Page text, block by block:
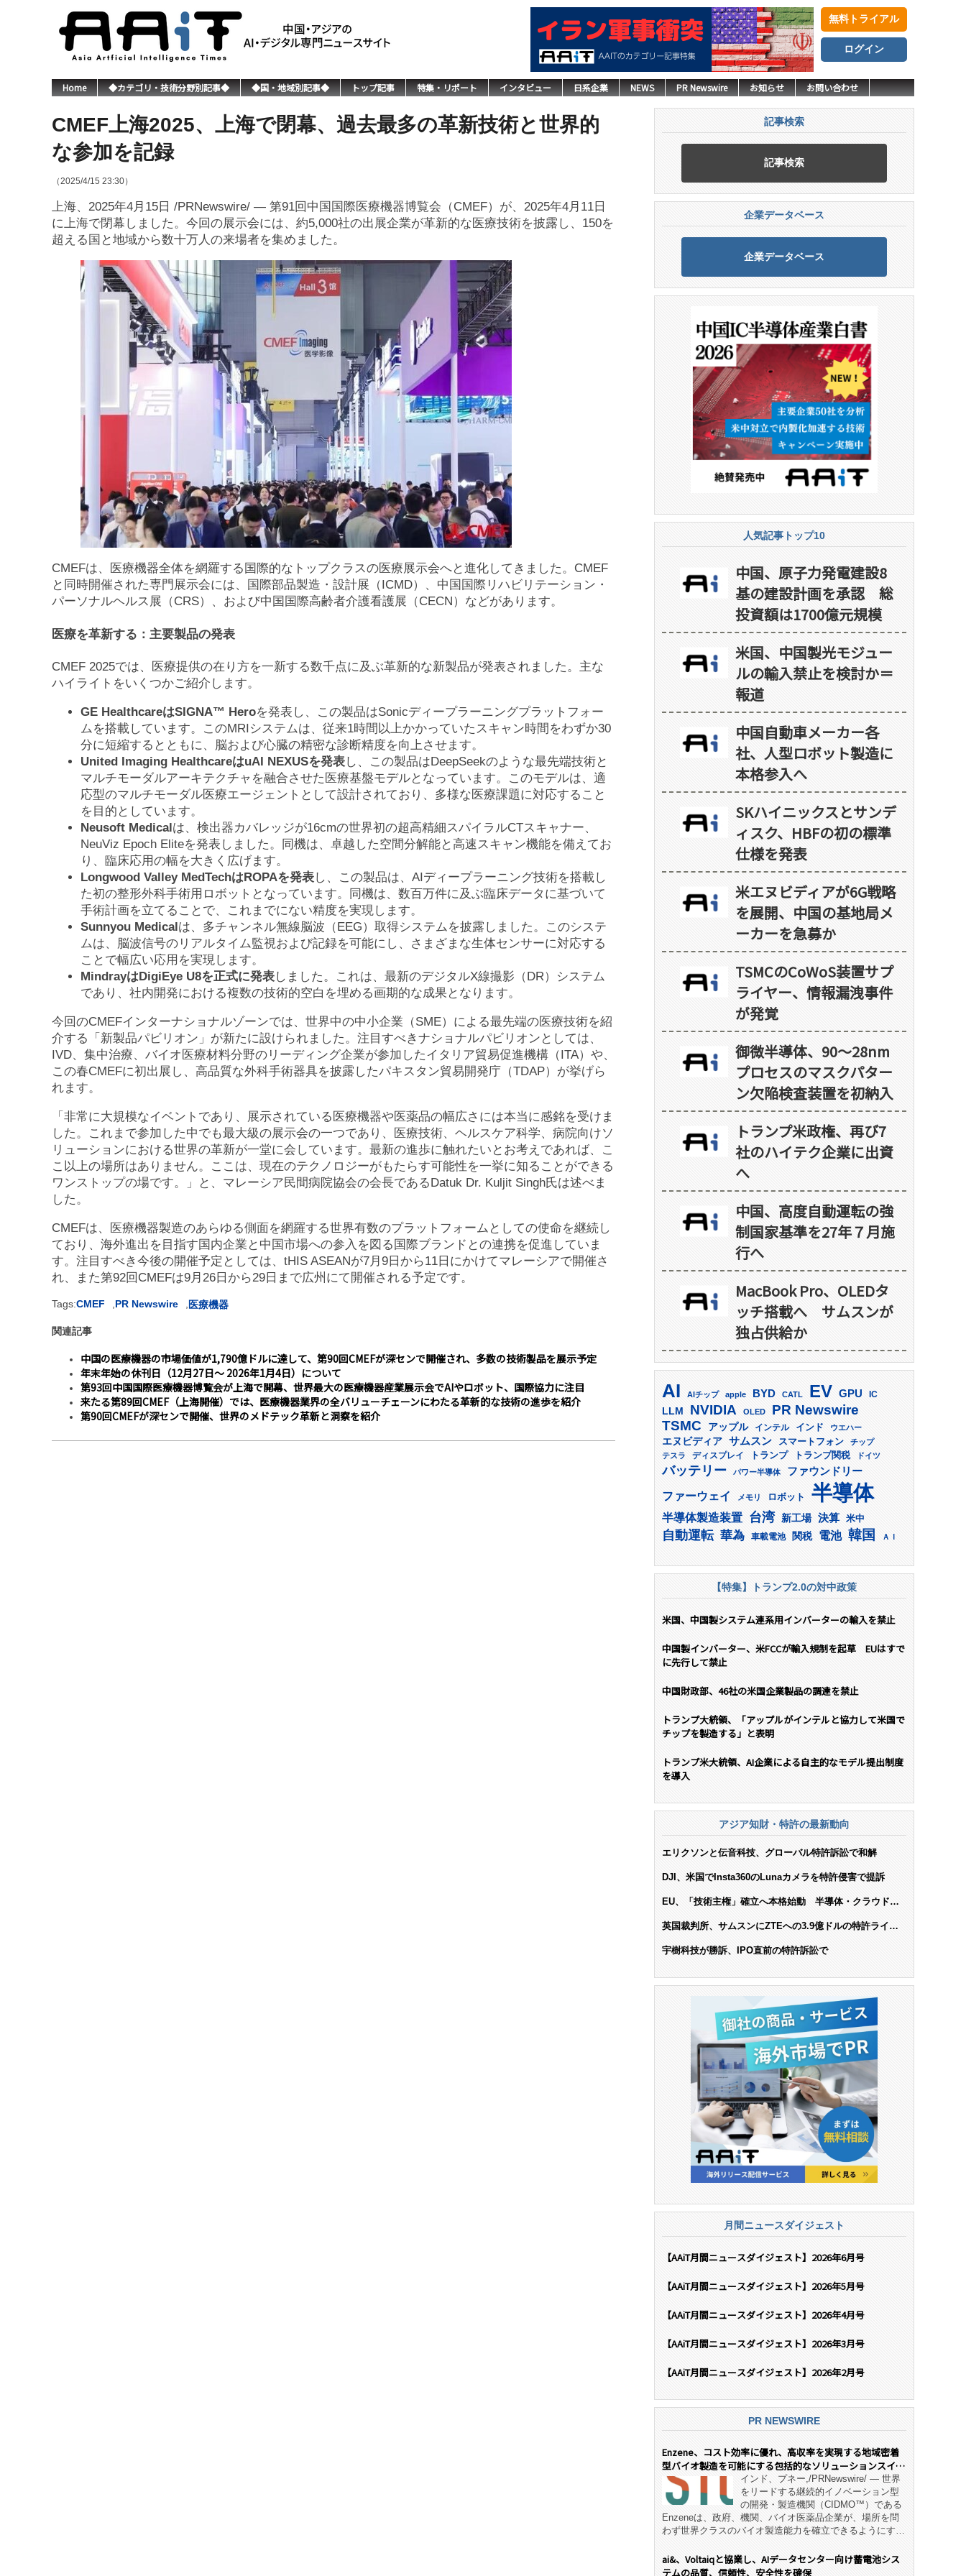
無料トライアル
ログイン
Home ◆カテゴリ・技術分野別記事◆ ◆国・地域別記事◆ トップ記事 特集・リポート インタビュー 日系企業 NEWS PR Newswire お知らせ お問い合わせ
CMEF上海2025、上海で閉幕、過去最多の革新技術と世界的
な参加を記録
（2025/4/15 23:30）
上海、2025年4月15日 /PRNewswire/ — 第91回中国国際医療機器博覧会（CMEF）が、2025年4月11日
に上海で閉幕しました。今回の展示会には、約5,000社の出展企業が革新的な医療技術を披露し、150を
超える国と地域から数十万人の来場者を集めました。
CMEFは、医療機器全体を網羅する国際的なトップクラスの医療展示会へと進化してきました。CMEF
と同時開催された専門展示会には、国際部品製造・設計展（ICMD）、中国国際リハビリテーション・
パーソナルヘルス展（CRS）、および中国国際高齢者介護看護展（CECN）などがあります。
医療を革新する：主要製品の発表
CMEF 2025では、医療提供の在り方を一新する数千点に及ぶ革新的な新製品が発表されました。主な
ハイライトをいくつかご紹介します。
GE HealthcareはSIGNA™ Heroを発表し、この製品はSonicディープラーニングプラットフォー
ムを搭載しています。このMRIシステムは、従来1時間以上かかっていたスキャン時間をわずか30
分に短縮するとともに、脳および心臓の精密な診断精度を向上させます。
United Imaging HealthcareはuAI NEXUSを発表し、この製品はDeepSeekのような最先端技術と
マルチモーダルアーキテクチャを融合させた医療基盤モデルとなっています。このモデルは、適
応型のマルチモーダル医療エージェントとして設計されており、多様な医療課題に対応すること
を目的としています。
Neusoft Medical は、検出器カバレッジが16cmの世界初の超高精細スパイラルCTスキャナー、
NeuViz Epoch Eliteを発表しました。同機は、卓越した空間分解能と高速スキャン機能を備えてお
り、臨床応用の幅を大きく広げます。
Longwood Valley MedTechはROPAを発表し、この製品は、AIディープラーニング技術を搭載し
た初の整形外科手術用ロボットとなっています。同機は、数百万件に及ぶ臨床データに基づいて
手術計画を立てることで、これまでにない精度を実現します。
Sunnyou Medical は、多チャンネル無線脳波（EEG）取得システムを披露しました。このシステ
ムは、脳波信号のリアルタイム監視および記録を可能にし、さまざまな生体センサーに対応する
ことで幅広い応用を実現します。
MindrayはDigiEye U8を正式に発表しました。これは、最新のデジタルX線撮影（DR）システム
であり、社内開発における複数の技術的空白を埋める画期的な成果となります。
今回のCMEFインターナショナルゾーンでは、世界中の中小企業（SME）による最先端の医療技術を紹
介する「新製品パビリオン」が新たに設けられました。注目すべきナショナルパビリオンとしては、
IVD、集中治療、バイオ医療材料分野のリーディング企業が参加したイタリア貿易促進機構（ITA）や、
この春CMEFに初出展し、高品質な外科手術器具を披露したパキスタン貿易開発庁（TDAP）が挙げら
れます。
「非常に大規模なイベントであり、展示されている医療機器や医薬品の幅広さには本当に感銘を受けま
した。これまで参加した中でも最大級の展示会の一つであり、医療技術、ヘルスケア科学、病院向けソ
リューションにおける世界の革新が一堂に会しています。最新の進歩に触れたいとお考えであれば、こ
こ以上の場所はありません。ここは、現在のテクノロジーがもたらす可能性を一挙に知ることができる
ワンストップの場です。」と、マレーシア民間病院協会の会長であるDatuk Dr. Kuljit Singh氏は述べま
した。
CMEFは、医療機器製造のあらゆる側面を網羅する世界有数のプラットフォームとしての使命を継続し
ており、海外進出を目指す国内企業と中国市場への参入を図る国際ブランドとの連携を促進していま
す。注目すべき今後の開催予定としては、tHIS ASEANが7月9日から11日にかけてマレーシアで開催さ
れ、また第92回CMEFは9月26日から29日まで広州にて開催される予定です。
Tags:CMEF ,PR Newswire ,医療機器
関連記事
中国の医療機器の市場価値が1,790億ドルに達して、第90回CMEFが深センで開催され、多数の技術製品を展示予定
年末年始の休刊日（12月27日～ 2026年1月4日）について
第93回中国国際医療機器博覧会が上海で開幕、世界最大の医療機器産業展示会でAIやロボット、国際協力に注目
来たる第89回CMEF（上海開催）では、医療機器業界の全バリューチェーンにわたる革新的な技術の進歩を紹介
第90回CMEFが深センで開催、世界のメドテック革新と洞察を紹介
記事検索
記事検索
企業データベース
企業データベース
人気記事トップ10
中国、原子力発電建設8
基の建設計画を承認 総
投資額は1700億元規模
米国、中国製光モジュー
ルの輸入禁止を検討か＝
報道
中国自動車メーカー各
社、人型ロボット製造に
本格参入へ
SKハイニックスとサンデ
ィスク、HBFの初の標準
仕様を発表
米エヌビディアが6G戦略
を展開、中国の基地局メ
ーカーを急募か
TSMCのCoWoS装置サプ
ライヤー、情報漏洩事件
が発覚
御微半導体、90～28nm
プロセスのマスクパター
ン欠陥検査装置を初納入
トランプ米政権、再び7
社のハイテク企業に出資
へ
中国、高度自動運転の強
制国家基準を27年７月施
行へ
MacBook Pro、OLEDタ
ッチ搭載へ サムスンが
独占供給か
AI AIチップ apple BYD CATL EV GPU IC
LLM NVIDIA OLED PR Newswire
TSMC アップル インテル インド ウエハー
エヌビディア サムスン スマートフォン
チップ
テスラ
ディスプレイ トランプ トランプ関税 ドイツ
バッテリー パワー半導体 ファウンドリー
ファーウェイ メモリ ロボット 半導体
半導体製造装置 台湾 新工場 決算 米中
自動運転 華為 車載電池 関税 電池 韓国 ＡＩ
【特集】トランプ2.0の対中政策
米国、中国製システム連系用インバーターの輸入を禁止
中国製インバーター、米FCCが輸入規制を起草 EUはすで
に先行して禁止
中国財政部、46社の米国企業製品の調達を禁止
トランプ大統領、「アップルがインテルと協力して米国で
チップを製造する」と表明
トランプ米大統領、AI企業による自主的なモデル提出制度
を導入
アジア知財・特許の最新動向
エリクソンと伝音科技、グローバル特許訴訟で和解
DJI、米国でInsta360のLunaカメラを特許侵害で提訴
EU、「技術主権」確立へ本格始動 半導体・クラウド・
英国裁判所、サムスンにZTEへの3.9億ドルの特許ライセ
宇樹科技が勝訴、IPO直前の特許訴訟で
月間ニュースダイジェスト
【AAiT月間ニュースダイジェスト】2026年6月号
【AAiT月間ニュースダイジェスト】2026年5月号
【AAiT月間ニュースダイジェスト】2026年4月号
【AAiT月間ニュースダイジェスト】2026年3月号
【AAiT月間ニュースダイジェスト】2026年2月号
PR NEWSWIRE
Enzene、コスト効率に優れ、高収率を実現する地域密着
型バイオ製造を可能にする包括的なソリューションスイー
ト「NeX™」 をリリースインド、プネー,/PRNewswire/ — 世界
をリードする継続的イノベーション型
の開発・製造機関（CIDMO™）である
Enzeneは、政府、機関、バイオ医薬品企業が、場所を問
わず世界クラスのバイオ製造能力を確立できるようにす
デル「NeX™」の立ち上げを発表しました。 同社の実績
あるEnzeneX® fully‑connected continuous
ai&、Voltaiqと協業し、AIデータセンター向け蓄電池シス
テムの品質、信頼性、安全性を確保